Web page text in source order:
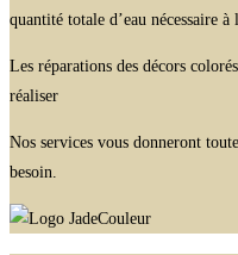
quantité totale d’eau nécessaire
Les réparations des décors
réaliser
Nos services vous donneront
besoin.